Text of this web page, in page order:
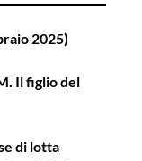
2025)
Il figlio del
di lotta